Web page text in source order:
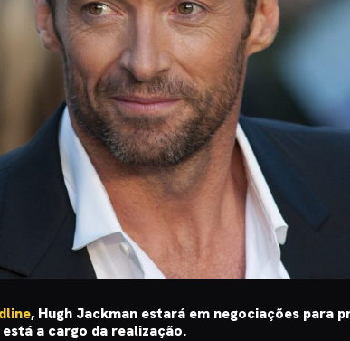
, Hugh Jackman estará em negociações para
a cargo da realização.